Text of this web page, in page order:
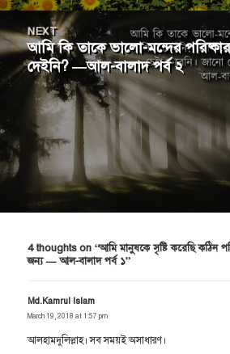
NEXT
Next
post:
আমি কি তাকে ভালো-মন্দের
দেইনি? —আল-বালাদ পর্ব ২